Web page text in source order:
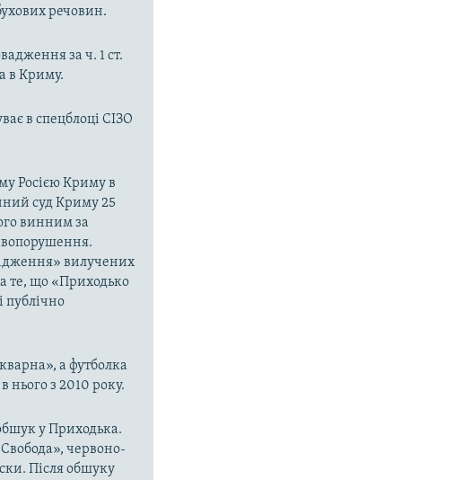
речовин.
за ч. 1 ст.
в Криму.
в спецблоці СІЗО
Росією Криму в
суд Криму 25
винним за
вилучених
те, що «Приходько
публічно
а футболка
нього з 2010 року.
у Приходька.
червоно-
Після обшуку